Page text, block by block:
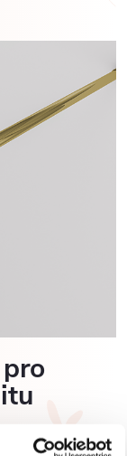
vybaveny